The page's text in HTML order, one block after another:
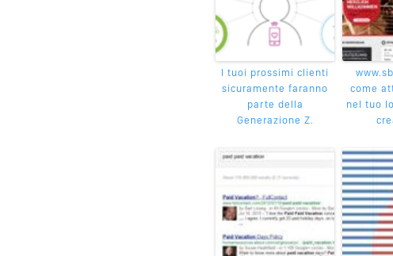
I tuoi prossimi clienti
sicuramente faranno
parte della
Generazione Z.
come
nel tuo